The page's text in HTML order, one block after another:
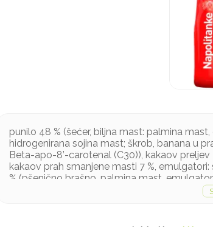
punilo 48 % (šećer, biljna mast: palmina
hidrogenirana sojina mast; škrob, banana u
Beta-apo-8’-carotenal (C30)), kakaov
kakaov prah smanjene masti 7 %,
% (pšenično brašno, palmina mast,
Može sadržavati mlijeko, kikiriki i orašasto